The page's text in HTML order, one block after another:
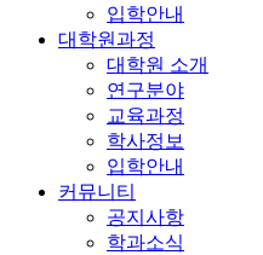
입학안내
대학원과정
대학원 소개
연구분야
교육과정
학사정보
입학안내
커뮤니티
공지사항
학과소식